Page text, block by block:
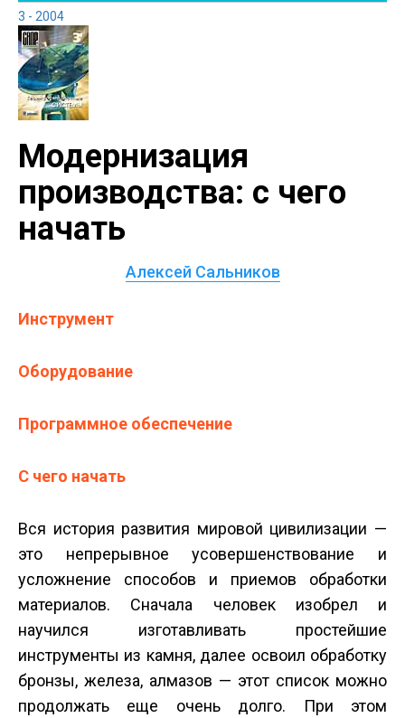
3 - 2004
Модернизация
производства: с чего
начать
Алексей Сальников
Инструмент
Оборудование
Программное обеспечение
С чего начать
Вся история развития мировой цивилизации —
это непрерывное усовершенствование и
усложнение способов и приемов обработки
материалов. Сначала человек изобрел и
научился изготавливать простейшие
инструменты из камня, далее освоил обработку
бронзы, железа, алмазов — этот список можно
продолжать еще очень долго. При этом